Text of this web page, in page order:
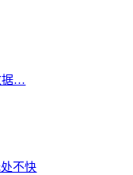
据…
不快